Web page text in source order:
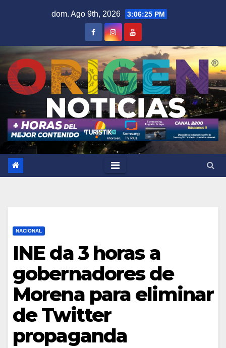
dom. Ago 9th, 2026 3:06:26 PM
NACIONAL
INE da 3 horas a
gobernadores de
Morena para eliminar
de Twitter
propaganda